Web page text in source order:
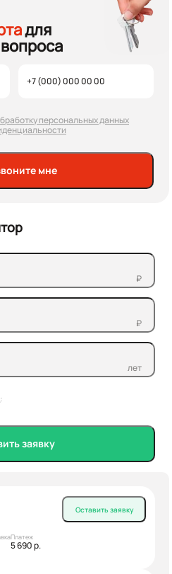
для
персональных данных
мне
₽
₽
лет
заявку
Платеж
5 690 р.
Оставить заявку